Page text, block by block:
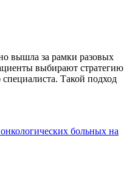
вышла за рамки разовых
выбирают стратегию
Такой подход
больных на